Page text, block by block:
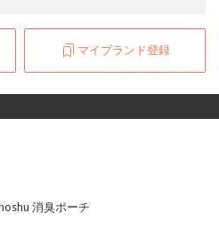
マイブランド登録
消臭ポーチ